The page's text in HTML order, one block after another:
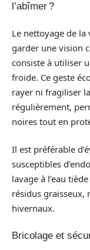
l’abîmer ?
Le nettoyage de
garder une vision
consiste à utiliser
froide. Ce geste
rayer ni fragiliser
régulièrement,
noires tout en
Il est préférable
susceptibles
lavage à l’eau
résidus graisseux,
hivernaux.
Bricolage et